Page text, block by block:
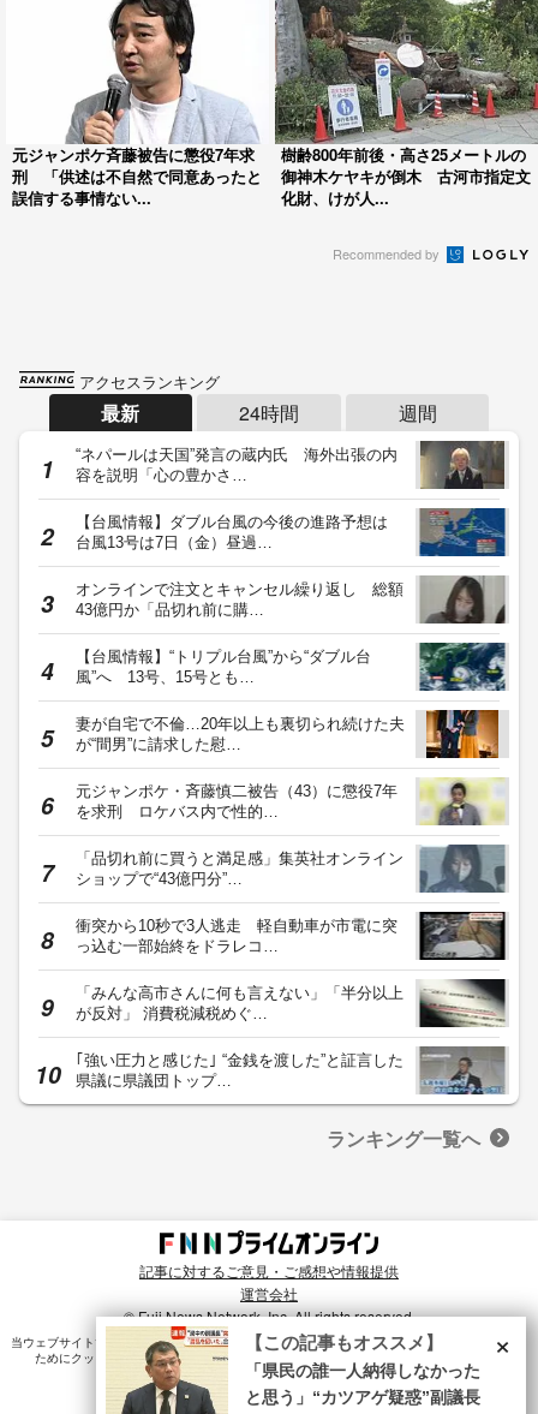
元ジャンポケ斉藤被告に懲役7年求
刑 「供述は不自然で同意あったと
誤信する事情ない...
樹齢800年前後・高さ25メートルの
御神木ケヤキが倒木 古河市指定文
化財、けが人...
Recommended by
アクセスランキング
最新 24時間 週間
“ネパールは天国”発言の蔵内氏 海外出張の内
容を説明「心の豊かさ…
【台風情報】ダブル台風の今後の進路予想は
台風13号は7日（金）昼過…
オンラインで注文とキャンセル繰り返し 総額
43億円か「品切れ前に購…
【台風情報】“トリプル台風”から“ダブル台
風”へ 13号、15号とも…
妻が自宅で不倫…20年以上も裏切られ続けた夫
が“間男”に請求した慰…
元ジャンポケ・斉藤慎二被告（43）に懲役7年
を求刑 ロケバス内で性的…
「品切れ前に買うと満足感」集英社オンライン
ショップで“43億円分”…
衝突から10秒で3人逃走 軽自動車が市電に突
っ込む一部始終をドラレコ…
「みんな高市さんに何も言えない」「半分以上
が反対」 消費税減税めぐ…
｢強い圧力と感じた｣ “金銭を渡した”と証言した
県議に県議団トップ…
ランキング一覧へ
記事に対するご意見・ご感想や情報提供
運営会社
© Fuji News Network, Inc. All rights reserved.
当ウェブサイトでは、ユーザのニーズ・興味・関⼼に合致したコンテンツや広告配信を提供する
ためにクッキーを使⽤しています。詳細は、プライバシーポリシー をご確認ください。×
【この記事もオススメ】
「県民の誰一人納得しなかった
と思う」“カツアゲ疑惑”副議長